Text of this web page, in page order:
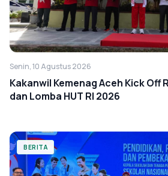
Senin, 10 Agustus 2026
Kakanwil Kemenag Aceh Kick Off
dan Lomba HUT RI 2026
BERITA